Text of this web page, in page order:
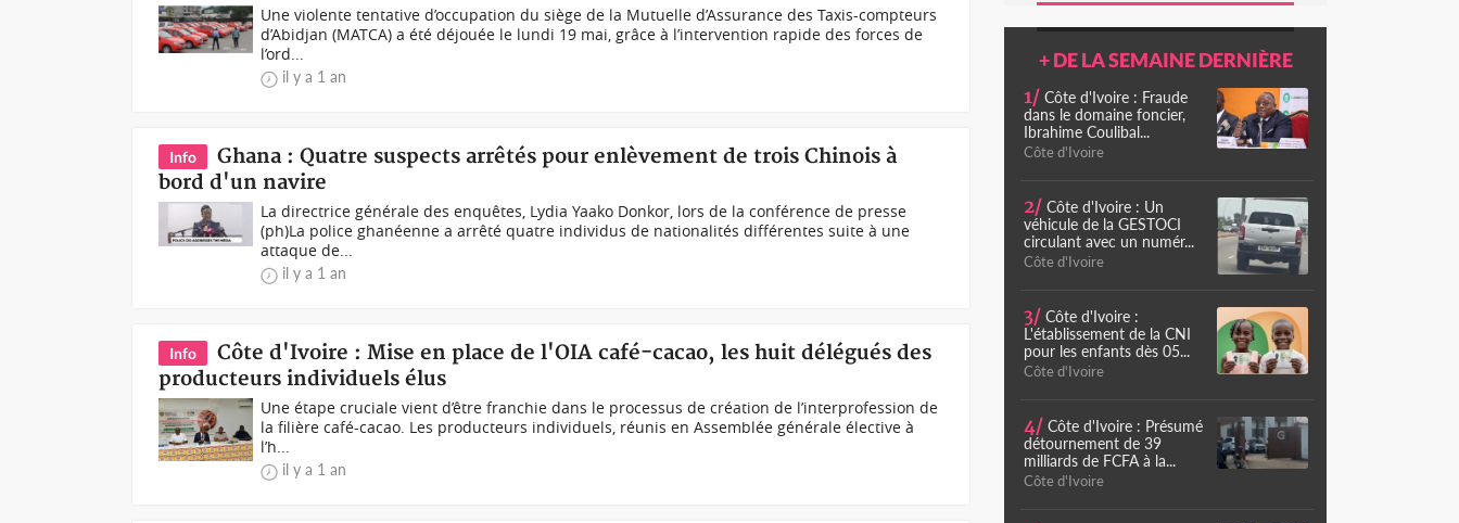
Une violente tentative d’occupation du siège de la Mutuelle d’Assurance des Taxis-compteurs
d’Abidjan (MATCA) a été déjouée le lundi 19 mai, grâce à l’intervention rapide des forces de
l’ord...
il y a 1 an
Info
Ghana : Quatre suspects arrêtés pour enlèvement de trois Chinois à
bord d'un navire
La directrice générale des enquêtes, Lydia Yaako Donkor, lors de la conférence de presse
(ph)La police ghanéenne a arrêté quatre individus de nationalités différentes suite à une
attaque de...
il y a 1 an
Info
Côte d'Ivoire : Mise en place de l'OIA café-cacao, les huit délégués des
producteurs individuels élus
Une étape cruciale vient d’être franchie dans le processus de création de l’interprofession de
la filière café-cacao. Les producteurs individuels, réunis en Assemblée générale élective à
l’h...
il y a 1 an
+ DE LA SEMAINE DERNIÈRE
1/ Côte d'Ivoire : Fraude
dans le domaine foncier,
Ibrahime Coulibal...
Côte d'Ivoire
2/ Côte d'Ivoire : Un
véhicule de la GESTOCI
circulant avec un numér...
Côte d'Ivoire
3/ Côte d'Ivoire :
L'établissement de la CNI
pour les enfants dès 05...
Côte d'Ivoire
4/ Côte d'Ivoire : Présumé
détournement de 39
milliards de FCFA à la...
Côte d'Ivoire